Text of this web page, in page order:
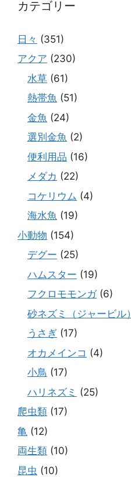
カテゴリー
日々 (351)
アクア (230)
水草 (61)
熱帯魚 (51)
金魚 (24)
選別金魚 (2)
便利用品 (16)
メダカ (22)
コケリウム (4)
海水魚 (19)
小動物 (154)
デグー (25)
ハムスター (19)
フクロモモンガ(6)
砂ネズミ（ジャービル）
うさぎ (17)
オカメインコ (4)
小鳥 (17)
ハリネズミ (25)
爬虫類 (17)
亀 (12)
両生類 (10)
昆虫 (10)